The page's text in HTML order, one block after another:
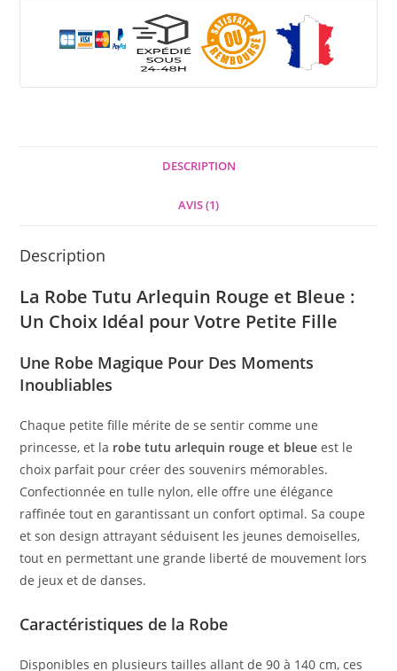
DESCRIPTION
AVIS (1)
Description
La Robe Tutu Arlequin Rouge et Bleue :
Un Choix Idéal pour Votre Petite Fille
Une Robe Magique Pour Des Moments
Inoubliables
Chaque petite fille mérite de se sentir comme une
princesse, et la robe tutu arlequin rouge et bleue est le
choix parfait pour créer des souvenirs mémorables.
Confectionnée en tulle nylon, elle offre une élégance
raffinée tout en garantissant un confort optimal. Sa coupe
et son design attrayant séduisent les jeunes demoiselles,
tout en permettant une grande liberté de mouvement lors
de jeux et de danses.
Caractéristiques de la Robe
Disponibles en plusieurs tailles allant de 90 à 140 cm, ces